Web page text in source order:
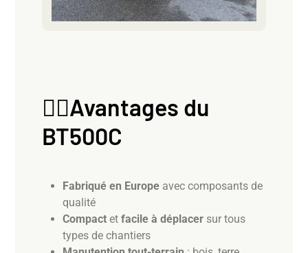
👷‍♂️Avantages du
BT500C
Fabriqué en Europe avec composants de
qualité
Compact etfacile à déplacer sur tous
types de chantiers